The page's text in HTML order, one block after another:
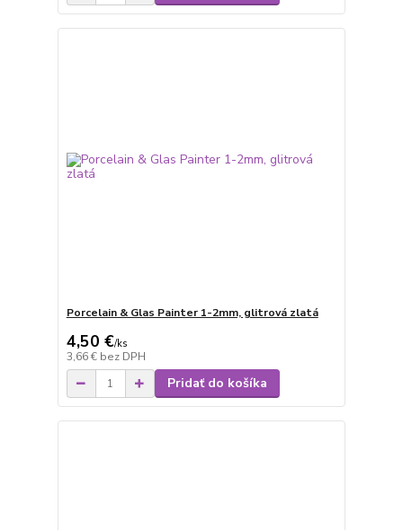
Porcelain & Glas Painter 1-2mm, glitrová zlatá
4,50 €/ks
3,66 € bez DPH
Pridať do košíka